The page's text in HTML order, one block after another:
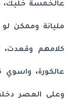
عالخمسة خليك،
مليانة وممكن
كلامهم وقعدت،
عالكورة،
وعلى العصر